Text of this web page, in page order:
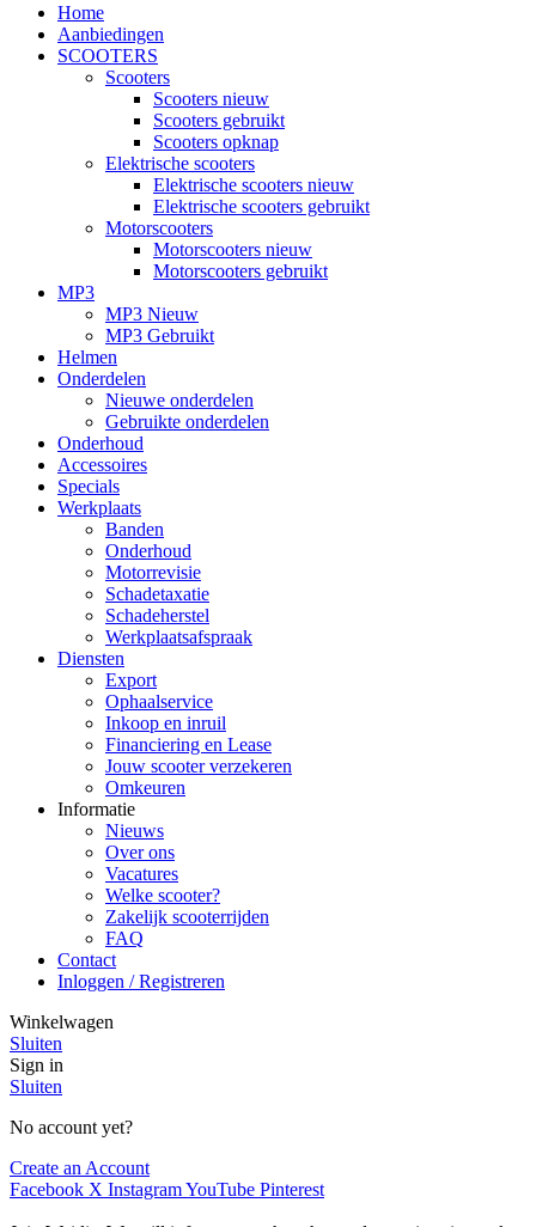
Home
Aanbiedingen
SCOOTERS
Scooters
Scooters nieuw
Scooters gebruikt
Scooters opknap
Elektrische scooters
Elektrische scooters nieuw
Elektrische scooters gebruikt
Motorscooters
Motorscooters nieuw
Motorscooters gebruikt
MP3
MP3 Nieuw
MP3 Gebruikt
Helmen
Onderdelen
Nieuwe onderdelen
Gebruikte onderdelen
Onderhoud
Accessoires
Specials
Werkplaats
Banden
Onderhoud
Motorrevisie
Schadetaxatie
Schadeherstel
Werkplaatsafspraak
Diensten
Export
Ophaalservice
Inkoop en inruil
Financiering en Lease
Jouw scooter verzekeren
Omkeuren
Informatie
Nieuws
Over ons
Vacatures
Welke scooter?
Zakelijk scooterrijden
FAQ
Contact
Inloggen / Registreren
Winkelwagen
Sluiten
Sign in
Sluiten
No account yet?
Create an Account
Facebook X InstagramYouTube Pinterest